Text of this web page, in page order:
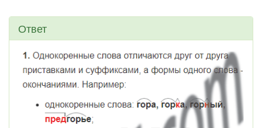
Ответ